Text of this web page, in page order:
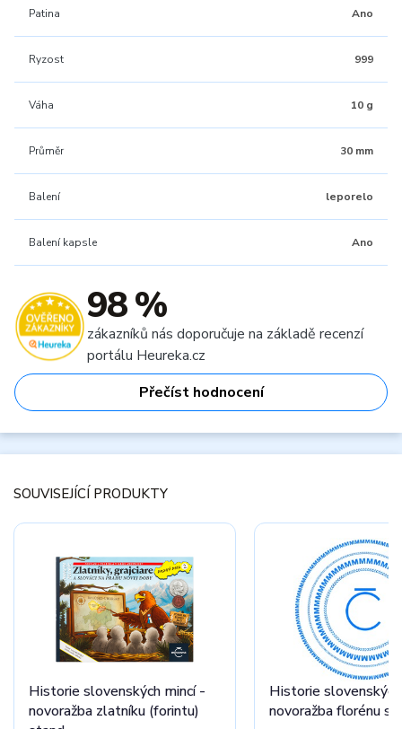
Patina Ano
Ryzost 999
Váha 10 g
Průměr 30 mm
Balení leporelo
Balení kapsle Ano
98 %
zákazníků nás doporučuje na základě recenzí
portálu Heureka.cz
Přečíst hodnocení
SOUVISEJÍCÍ PRODUKTY
Historie slovenských mincí -
novoražba zlatníku (forintu)
Historie
novoražba florénu